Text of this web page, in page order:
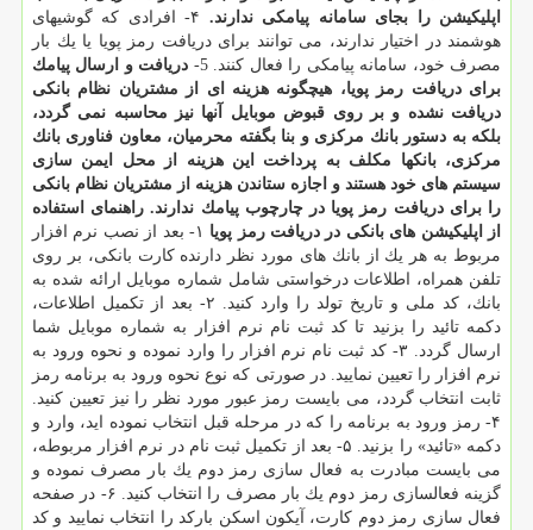
اپلیكیشن را بجای سامانه پیامكی ندارند.
۴- افرادی كه گوشیهای
هوشمند در اختیار ندارند، می توانند برای دریافت رمز پویا یا یك بار
مصرف خود، سامانه پیامكی را فعال كنند. 5-
دریافت و ارسال پیامك
برای دریافت رمز پویا، هیچگونه هزینه ای از مشتریان نظام بانكی
دریافت نشده و بر روی قبوض موبایل آنها نیز محاسبه نمی گردد،
بلكه به دستور بانك مركزی و بنا بگفته محرمیان، معاون فناوری بانك
مركزی، بانكها مكلف به پرداخت این هزینه از محل ایمن سازی
سیستم های خود هستند و اجازه ستاندن هزینه از مشتریان نظام بانكی
را برای دریافت رمز پویا در چارچوب پیامك ندارند. راهنمای استفاده
از اپلیكیشن های بانكی در دریافت رمز پویا
۱- بعد از نصب نرم افزار
مربوط به هر یك از بانك های مورد نظر دارنده كارت بانكی، بر روی
تلفن همراه، اطلاعات درخواستی شامل شماره موبایل ارائه شده به
بانك، كد ملی و تاریخ تولد را وارد كنید. ۲- بعد از تكمیل اطلاعات،
دكمه تائید را بزنید تا كد ثبت نام نرم افزار به شماره موبایل شما
ارسال گردد. ۳- كد ثبت نام نرم افزار را وارد نموده و نحوه ورود به
نرم افزار را تعیین نمایید. در صورتی كه نوع نحوه ورود به برنامه رمز
ثابت انتخاب گردد، می بایست رمز عبور مورد نظر را نیز تعیین كنید.
۴- رمز ورود به برنامه را كه در مرحله قبل انتخاب نموده اید، وارد و
دكمه «تائید» را بزنید. ۵- بعد از تكمیل ثبت نام در نرم افزار مربوطه،
می بایست مبادرت به فعال سازی رمز دوم یك بار مصرف نموده و
گزینه فعالسازی رمز دوم یك بار مصرف را انتخاب كنید. ۶- در صفحه
فعال سازی رمز دوم كارت، آیكون اسكن باركد را انتخاب نمایید و كد